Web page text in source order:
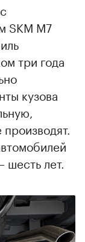
SKM M7
три года
кузова
шесть лет.